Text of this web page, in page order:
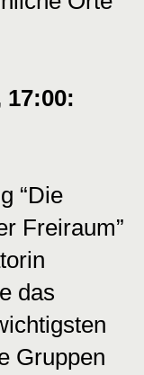
17:00:
“Die
Freiraum”
das
Gruppen